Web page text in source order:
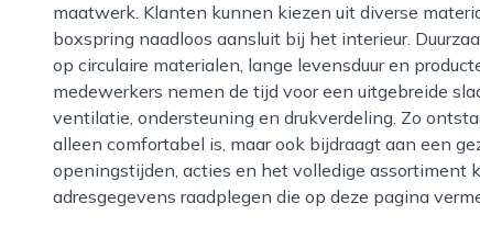
maatwerk. Klanten kunnen kiezen uit diverse
boxspring naadloos aansluit bij het interieur.
op circulaire materialen, lange levensduur en
medewerkers nemen de tijd voor een uitgebreide
ventilatie, ondersteuning en drukverdeling. Zo
alleen comfortabel is, maar ook bijdraagt aan een
openingstijden, acties en het volledige assortiment
adresgegevens raadplegen die op deze pagina